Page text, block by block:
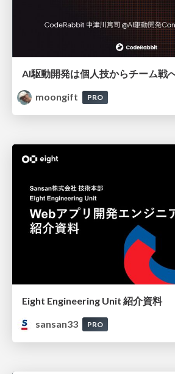
moongift
PRO
Eight Engineering Unit 紹介資料
sansan33
PRO